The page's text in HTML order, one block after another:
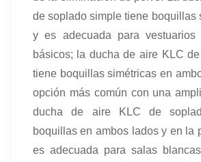
de soplado simple tiene boquillas
y es adecuada para vestuarios
básicos; la ducha de aire KLC
tiene boquillas simétricas en
opción más común con una
ducha de aire KLC de
boquillas en ambos lados y en la
es adecuada para salas